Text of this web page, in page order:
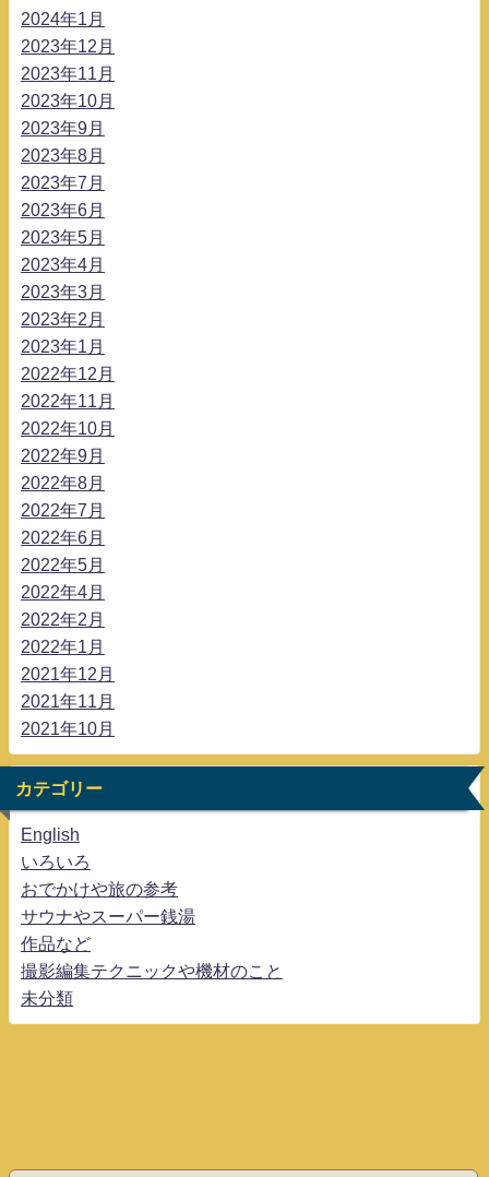
2024年1月
2023年12月
2023年11月
2023年10月
2023年9月
2023年8月
2023年7月
2023年6月
2023年5月
2023年4月
2023年3月
2023年2月
2023年1月
2022年12月
2022年11月
2022年10月
2022年9月
2022年8月
2022年7月
2022年6月
2022年5月
2022年4月
2022年2月
2022年1月
2021年12月
2021年11月
2021年10月
カテゴリー
English
いろいろ
おでかけや旅の参考
サウナやスーパー銭湯
作品など
撮影編集テクニックや機材のこと
未分類